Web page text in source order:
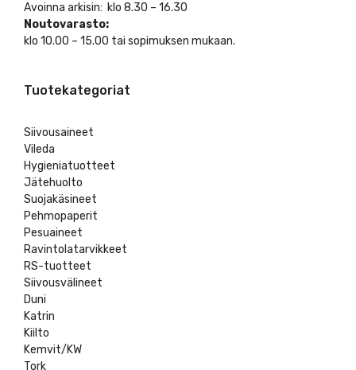
Avoinna arkisin: klo 8.30 – 16.30
Noutovarasto:
klo 10.00 – 15.00 tai sopimuksen mukaan.
Tuotekategoriat
Siivousaineet
Vileda
Hygieniatuotteet
Jätehuolto
Suojakäsineet
Pehmopaperit
Pesuaineet
Ravintolatarvikkeet
RS-tuotteet
Siivousvälineet
Duni
Katrin
Kiilto
Kemvit/KW
Tork